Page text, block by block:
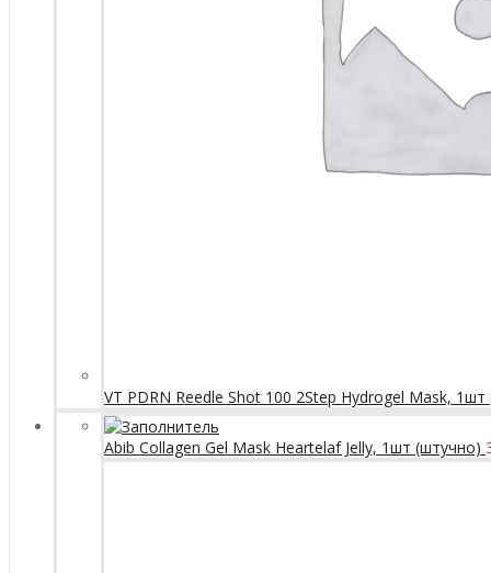
VT PDRN Reedle Shot 100 2Step Hydrogel Mask,
Abib Collagen Gel Mask Heartelaf Jelly, 1шт (штучно)